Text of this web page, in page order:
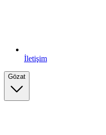
İletişim
Gözat